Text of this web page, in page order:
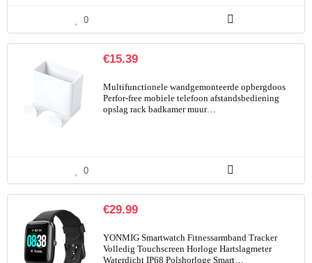
0
€15.39
Multifunctionele wandgemonteerde opbergdoos
Perfor-free mobiele telefoon afstandsbediening
opslag rack badkamer muur…
0
€29.99
YONMIG Smartwatch Fitnessarmband Tracker
Volledig Touchscreen Horloge Hartslagmeter
Waterdicht IP68 Polshorloge Smart…